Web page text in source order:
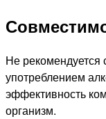
Не рекомендуется
употреблением
эффективность
организм.